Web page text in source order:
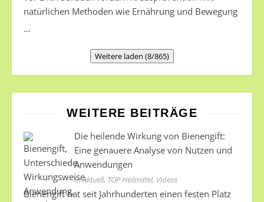
erforschen, welche Antworten die Menschheit auf die
natürlichen Methoden wie Ernährung und Bewegung
...
Weitere laden (8/865)
WEITERE BEITRÄGE
Die heilende Wirkung von Bienengift:
Eine genauere Analyse von Nutzen und
Anwendungen
In Aktuell, TOP Heilmittel, Videos
Bienengift hat seit Jahrhunderten einen festen Platz